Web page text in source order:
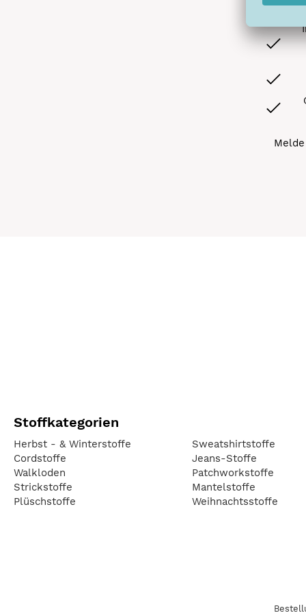
Stoffkategorien
Herbst - & Winterstoffe
Cordstoffe
Walkloden
Strickstoffe
Plüschstoffe
Sweatshirtstoffe
Jeans-Stoffe
Patchworkstoffe
Mantelstoffe
Weihnachtsstoffe